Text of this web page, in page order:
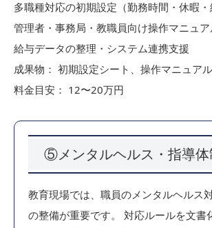
多職種対応の初期設定（勤務時間・休暇・
管理者・事務局・教職員向け操作マニュ
給与データの整理・システム連携支援
成果物： 初期設定シート、操作マニュア
料金目安： 12〜20万円
⑤メンタルヘルス・指導
教育現場では、職員のメンタルヘルス
の整備が重要です。 対応ルールを文書